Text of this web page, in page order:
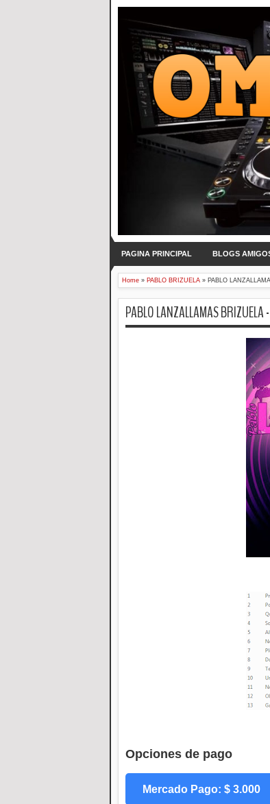
PAGINA PRINCIPAL BLOGS
Home » PABLO BRIZUELA » PABLO
PABLO LANZALLAMAS
Opciones de pago
Mercado Pago: $ 3.000